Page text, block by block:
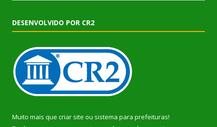
DESENVOLVIDO POR CR2
Muito mais que criar site ou sistema para prefeituras!